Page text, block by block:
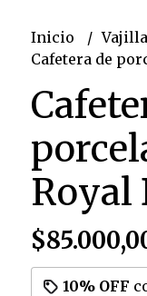
Inicio Vajilla
Cafetera de
Royal
10% OFF